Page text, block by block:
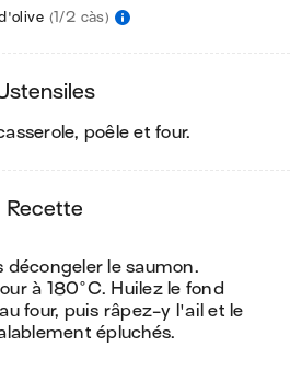
(1/2 càs)
ustensiles
poêle et four.
recette
décongeler le saumon.
à 180°C. Huilez le fond
four, puis râpez-y l'ail et le
épluchés.